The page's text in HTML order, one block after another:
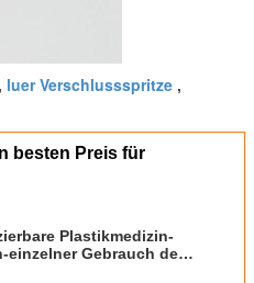
, luer Verschlussspritze ,
besten Preis für
Plastikmedizin-
einzelner Gebrauch des